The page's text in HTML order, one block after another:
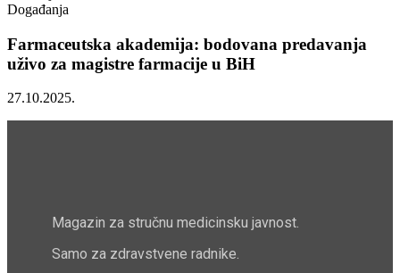
Događanja
Farmaceutska akademija: bodovana predavanja
uživo za magistre farmacije u BiH
27.10.2025.
Magazin za stručnu medicinsku javnost.
Samo za zdravstvene radnike.